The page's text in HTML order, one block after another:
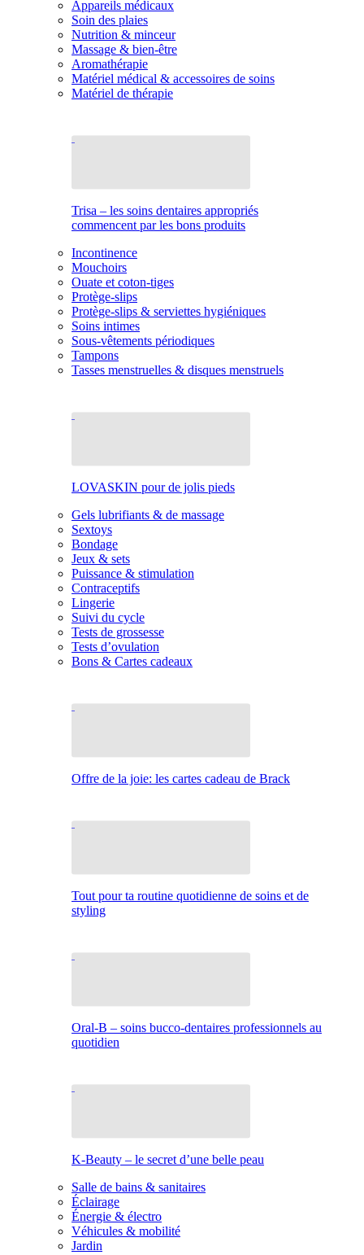
Appareils médicaux
Soin des plaies
Nutrition & minceur
Massage & bien-être
Aromathérapie
Matériel médical & accessoires de soins
Matériel de thérapie
Trisa – les soins dentaires appropriés
commencent par les bons produits
Incontinence
Mouchoirs
Ouate et coton-tiges
Protège-slips
Protège-slips & serviettes hygiéniques
Soins intimes
Sous-vêtements périodiques
Tampons
Tasses menstruelles & disques menstruels
LOVASKIN pour de jolis pieds
Gels lubrifiants & de massage
Sextoys
Bondage
Jeux & sets
Puissance & stimulation
Contraceptifs
Lingerie
Suivi du cycle
Tests de grossesse
Tests d’ovulation
Bons & Cartes cadeaux
Offre de la joie: les cartes cadeau de Brack
Tout pour ta routine quotidienne de soins et de
styling
Oral-B – soins bucco-dentaires professionnels au
quotidien
K-Beauty – le secret d’une belle peau
Salle de bains & sanitaires
Éclairage
Énergie & électro
Véhicules & mobilité
Jardin